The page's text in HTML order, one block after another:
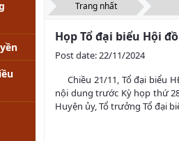
Trang nhất
Họp Tổ đại biểu Hội
Post date: 22/11/2024
Chiều 21/11, Tổ đại biểu
nội dung trước Kỳ họp thứ
Huyện ủy, Tổ trưởng Tổ đại